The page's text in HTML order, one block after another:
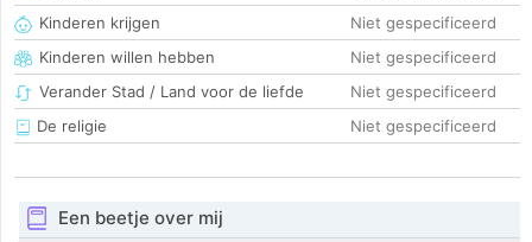
Kinderen krijgen
Niet gespecificeerd
Kinderen willen hebben
Niet gespecificeerd
Verander Stad / Land voor de liefde
Niet gespecificeerd
De religie
Niet gespecificeerd
Een beetje over mij